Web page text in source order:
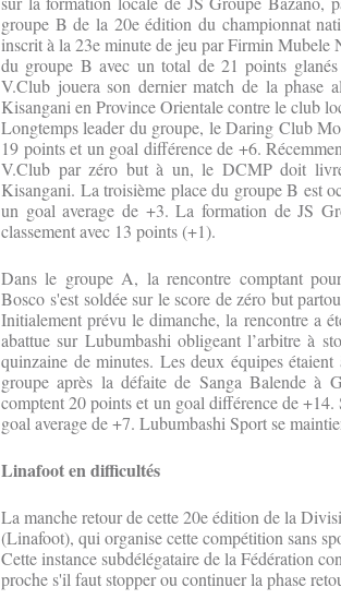
groupe B de la 20e édition du championnat
inscrit à la 23e minute de jeu par Firmin Mubele
du groupe B avec un total de 21 points
V.Club jouera son dernier match de la phase
Kisangani en Province Orientale contre le club
Longtemps leader du groupe, le Daring Club
19 points et un goal différence de +6.
V.Club par zéro but à un, le DCMP doit
Kisangani. La troisième place du groupe B est
un goal average de +3. La formation de JS
classement avec 13 points (+1).
Dans le groupe A, la rencontre comptant
Bosco s'est soldée sur le score de zéro but
Initialement prévu le dimanche, la rencontre a
abattue sur Lubumbashi obligeant l’arbitre à
quinzaine de minutes. Les deux équipes
groupe après la défaite de Sanga Balende
comptent 20 points et un goal différence de
goal average de +7. Lubumbashi Sport se
Linafoot en difficultés
La manche retour de cette 20e édition de la
(Linafoot), qui organise cette compétition sans
Cette instance subdélégataire de la Fédération
proche s'il faut stopper ou continuer la phase